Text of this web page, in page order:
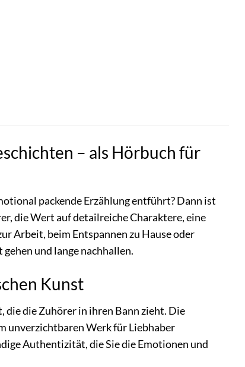
– als Hörbuch für
packende Erzählung entführt? Dann ist
die Wert auf detailreiche Charaktere, eine
Arbeit, beim Entspannen zu Hause oder
und lange nachhallen.
Kunst
die Zuhörer in ihren Bann zieht. Die
unverzichtbaren Werk für Liebhaber
Authentizität, die Sie die Emotionen und